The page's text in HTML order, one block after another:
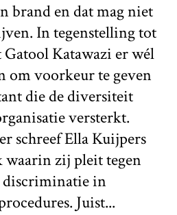
brand en dat mag niet
In tegenstelling tot
Katawazi er wél
om voorkeur te geven
die de diversiteit
versterkt.
schreef Ella Kuijpers
zij pleit tegen
discriminatie in
Juist...